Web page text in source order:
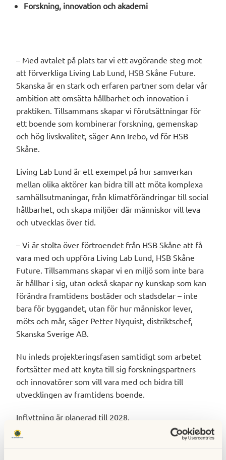
Forskning, innovation och akademi
– Med avtalet på plats tar vi ett avgörande steg mot
att förverkliga Living Lab Lund, HSB Skåne Future.
Skanska är en stark och erfaren partner som delar vår
ambition att omsätta hållbarhet och innovation i
praktiken. Tillsammans skapar vi förutsättningar för
ett boende som kombinerar forskning, gemenskap
och hög livskvalitet, säger Ann Irebo, vd för HSB
Skåne.
Living Lab Lund är ett exempel på hur samverkan
mellan olika aktörer kan bidra till att möta komplexa
samhällsutmaningar, från klimatförändringar till social
hållbarhet, och skapa miljöer där människor vill leva
och utvecklas över tid.
– Vi är stolta över förtroendet från HSB Skåne att få
vara med och uppföra Living Lab Lund, HSB Skåne
Future. Tillsammans skapar vi en miljö som inte bara
är hållbar i sig, utan också skapar ny kunskap som kan
förändra framtidens bostäder och stadsdelar – inte
bara för byggandet, utan för hur människor lever,
möts och mår, säger Petter Nyquist, distriktschef,
Skanska Sverige AB.
Nu inleds projekteringsfasen samtidigt som arbetet
fortsätter med att knyta till sig forskningspartners
och innovatörer som vill vara med och bidra till
utvecklingen av framtidens boende.
Inflyttning är planerad till 2028.
Vill du veta mer? Kontakta
Caroline Sellström,